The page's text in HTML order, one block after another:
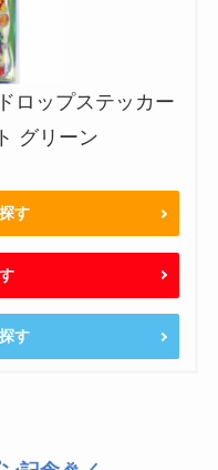
ロップステッカー
グリーン
す
す